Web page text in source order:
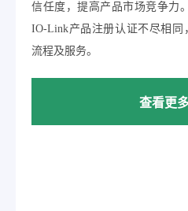
信任度，提高产品市场竞争力
IO-Link产品注册认证不尽相同
流程及服务。
查看更